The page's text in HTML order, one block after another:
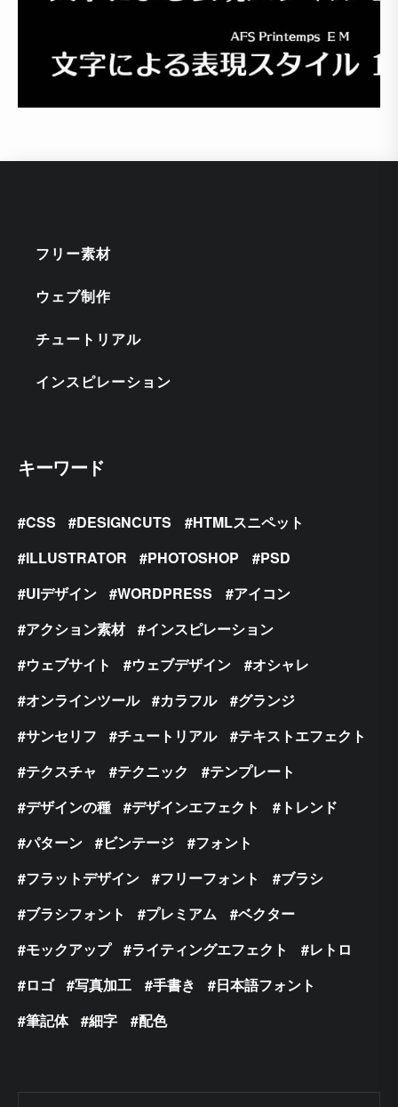
フリー素材
ウェブ制作
チュートリアル
インスピレーション
キーワード
CSS DESIGNCUTS
HTMLスニペット
ILLUSTRATOR
PHOTOSHOP
PSD
UIデザイン
WORDPRESS
アイコン
アクション素材
インスピレーション
ウェブサイト
ウェブデザイン
オシャレ
オンラインツール
カラフル
グランジ
サンセリフ
チュートリアル
テキストエフェクト
テクスチャ
テクニック
テンプレート
デザインの種
デザインエフェクト
トレンド
パターン
ビンテージ
フォント
フラットデザイン
フリーフォント
ブラシ
ブラシフォント
プレミアム
ベクター
モックアップ
ライティングエフェクト
レトロ
ロゴ
写真加工 手書き
日本語フォント
筆記体
細字 配色